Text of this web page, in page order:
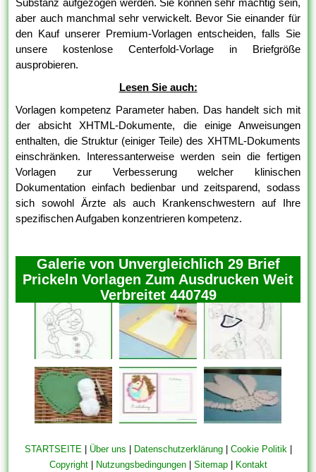
Substanz aufgezogen werden. Sie können sehr mächtig sein,
aber auch manchmal sehr verwickelt. Bevor Sie einander für
den Kauf unserer Premium-Vorlagen entscheiden, falls Sie
unsere kostenlose Centerfold-Vorlage in Briefgröße
ausprobieren.
Lesen Sie auch:
Vorlagen kompetenz Parameter haben. Das handelt sich mit
der absicht XHTML-Dokumente, die einige Anweisungen
enthalten, die Struktur (einiger Teile) des XHTML-Dokuments
einschränken. Interessanterweise werden sein die fertigen
Vorlagen zur Verbesserung welcher klinischen
Dokumentation einfach bedienbar und zeitsparend, sodass
sich sowohl Ärzte als auch Krankenschwestern auf Ihre
spezifischen Aufgaben konzentrieren kompetenz.
Galerie von Unvergleichlich 29 Brief
Prickeln Vorlagen Zum Ausdrucken Weit
Verbreitet 440749
STARTSEITE| Über uns Datenschutzerklärung| Cookie Politik|
Copyright| Nutzungsbedingungen| Sitemap| Kontakt